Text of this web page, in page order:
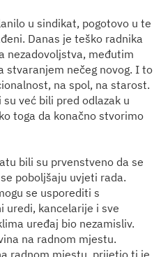
u sindikat, pogotovo u te
Danas je teško radnika
nezadovoljstva, međutim
stvaranjem nečeg novog. I to
na spol, na starost.
već bili pred odlazak u
toga da konačno stvorimo
bili su prvenstveno da se
poboljšaju uvjeti rada.
se usporediti s
uredi, kancelarije i sve
uređaj bio nezamisliv.
na radnom mjestu.
radnom mjestu, prijetio ti je